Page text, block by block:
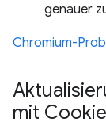
genauer
Chromium-
mit